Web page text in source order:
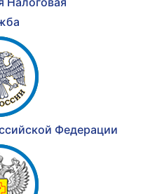
Федерации